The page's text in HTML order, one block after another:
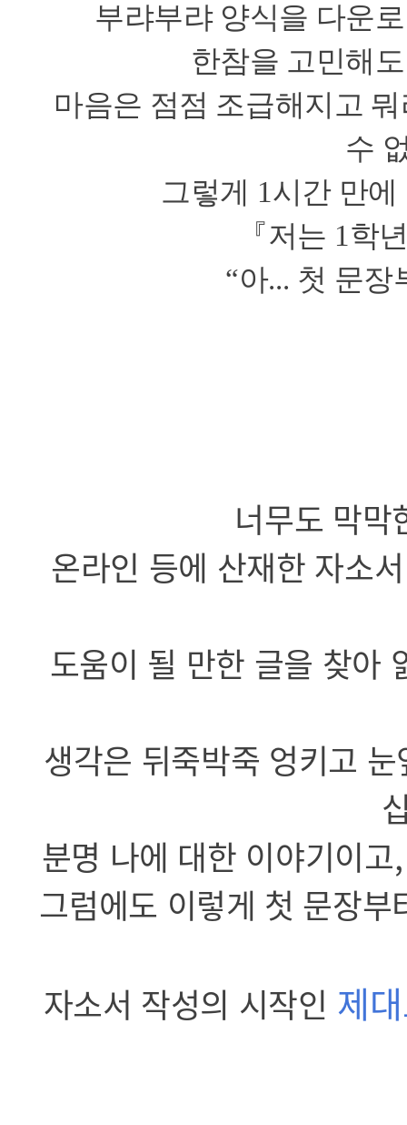
부랴부랴 양식을 다운
한참을 고민해
마음은 점점 조급해지고
수
그렇게 1시간 만에
『저는 1학
“아... 첫 문장
너무도 막막
온라인 등에 산재한 자소
도움이 될 만한 글을 찾아
생각은 뒤죽박죽 엉키고
분명 나에 대한 이야기이고
그럼에도 이렇게 첫 문장
자소서 작성의 시작인 제